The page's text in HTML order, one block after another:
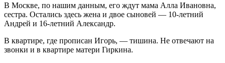
В Москве, по нашим данным, его ждут мама Алла Ивановна,
сестра. Остались здесь жена и двое сыновей — 10-летний
Андрей и 16-летний Александр.
В квартире, где прописан Игорь, — тишина. Не отвечают на
звонки и в квартире матери Гиркина.